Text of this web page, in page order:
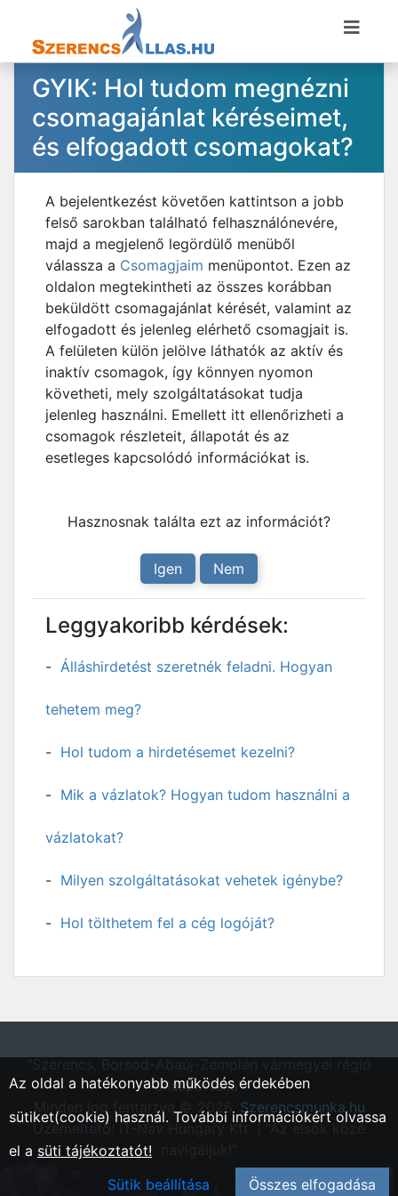
GYIK: Hol tudom megnézni
csomagajánlat kéréseimet,
és elfogadott csomagokat?
A bejelentkezést követően kattintson a jobb
felső sarokban található felhasználónevére,
majd a megjelenő legördülő menüből
válassza a Csomagjaim menüpontot. Ezen az
oldalon megtekintheti az összes korábban
beküldött csomagajánlat kérését, valamint az
elfogadott és jelenleg elérhető csomagjait is.
A felületen külön jelölve láthatók az aktív és
inaktív csomagok, így könnyen nyomon
követheti, mely szolgáltatásokat tudja
jelenleg használni. Emellett itt ellenőrizheti a
csomagok részleteit, állapotát és az
esetleges kapcsolódó információkat is.
Hasznosnak találta ezt az információt?
Igen Nem
Leggyakoribb kérdések:
Álláshirdetést szeretnék feladni. Hogyan
tehetem meg?
Hol tudom a hirdetésemet kezelni?
Mik a vázlatok? Hogyan tudom használni a
vázlatokat?
Milyen szolgáltatásokat vehetek igénybe?
Hol tölthetem fel a cég logóját?
állásportálja"
Minden jog fentartva © 2026. Szerencsmunka.hu
Üzemeltető: IT-Nav Hungary Kft. | "Az elsők közé
Az oldal a hatékonyabb működés érdekében
sütiket(cookie) használ. További információkért olvassa
el a süti tájékoztatót!
Sütik beállítása
Összes elfogadása